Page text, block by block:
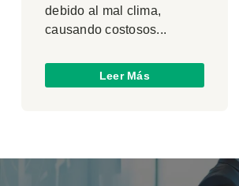
debido al mal clima,
causando costosos...
Leer Más